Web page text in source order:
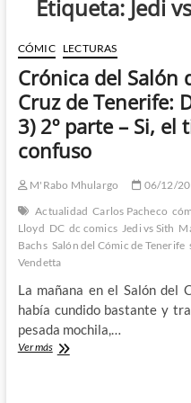
Etiqueta: Jedi
CÓMIC LECTURAS
Crónica del Salón
Cruz de Tenerife:
3) 2º parte – Si, el
confuso
M'Rabo Mhulargo 06/12/
Actualidad Carlos Pacheco
Lloyd DC dc comics Jedi vs Sith
Bachs Salón del Cómic de Tenerife
Vendetta
La mañana en el Salón del
había cundido bastante y
pesada mochila,…
Ver másCrónica